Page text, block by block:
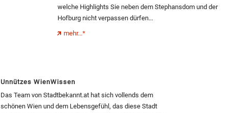
welche Highlights Sie neben dem Stephansdom und der
Hofburg nicht verpassen dürfen...
mehr...*
Unnützes WienWissen
Das Team von Stadtbekannt.at hat sich vollends dem
schönen Wien und dem Lebensgefühl, das diese Stadt